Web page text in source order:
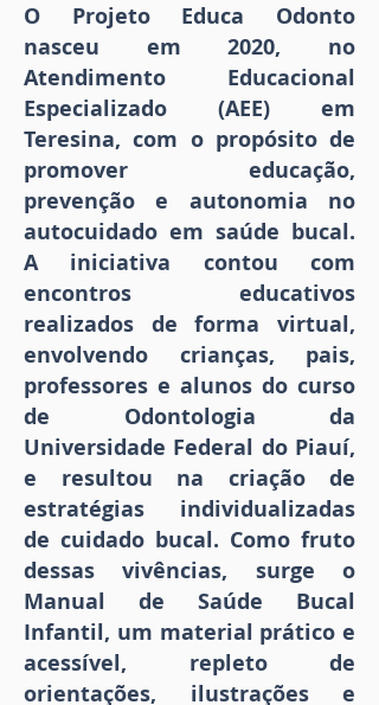
O Projeto Educa Odonto
nasceu em 2020, no
Atendimento Educacional
Especializado (AEE) em
Teresina, com o propósito de
promover educação,
prevenção e autonomia no
autocuidado em saúde bucal.
A iniciativa contou com
encontros educativos
realizados de forma virtual,
envolvendo crianças, pais,
professores e alunos do curso
de Odontologia da
Universidade Federal do Piauí,
e resultou na criação de
estratégias individualizadas
de cuidado bucal. Como fruto
dessas vivências, surge o
Manual de Saúde Bucal
Infantil, um material prático e
acessível, repleto de
orientações, ilustrações e